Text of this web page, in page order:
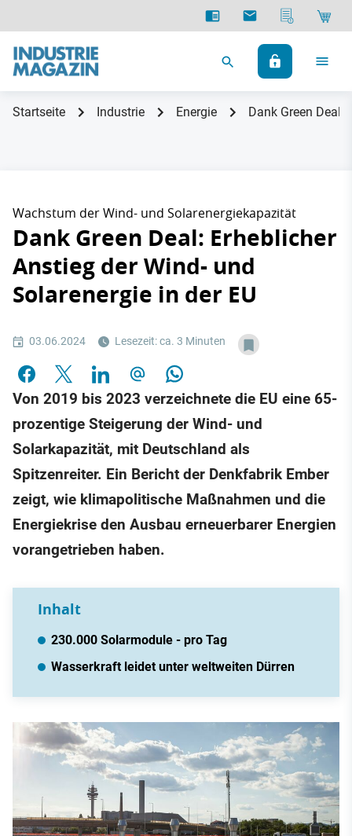
Startseite Industrie Energie Dank Green Deal:
Wachstum der Wind- und Solarenergiekapazität
Dank Green Deal: Erheblicher
Anstieg der Wind- und
Solarenergie in der EU
03.06.2024 Lesezeit: ca. 3 Minuten
Von 2019 bis 2023 verzeichnete die EU eine 65-
prozentige Steigerung der Wind- und
Solarkapazität, mit Deutschland als
Spitzenreiter. Ein Bericht der Denkfabrik Ember
zeigt, wie klimapolitische Maßnahmen und die
Energiekrise den Ausbau erneuerbarer Energien
vorangetrieben haben.
Inhalt
230.000 Solarmodule - pro Tag
Wasserkraft leidet unter weltweiten Dürren